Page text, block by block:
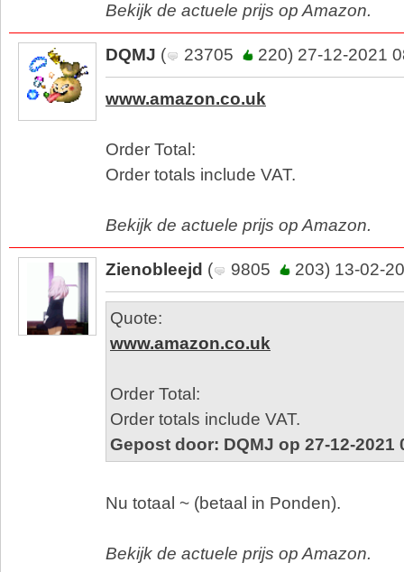
Bekijk de actuele prijs op Amazon.
DQMJ ( 23705 220) 27-12-2021
www.amazon.co.uk
Order Total:
Order totals include VAT.
Bekijk de actuele prijs op Amazon.
Zienobleejd ( 9805 203) 13-02-
Quote:
www.amazon.co.uk
Order Total:
Order totals include VAT.
Gepost door: DQMJ op 27-12-2021
Nu totaal ~ (betaal in Ponden).
Bekijk de actuele prijs op Amazon.